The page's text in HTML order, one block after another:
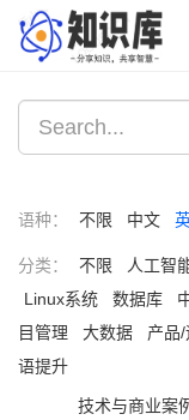
语种： 不限 中文
分类： 不限 人工智
Linux系统
数据库
目管理
大数据 产品
语提升
技术与商业案